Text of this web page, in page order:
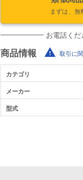
まずは、
お電話くだ
商品情報 取引に
カテゴリ
メーカー
型式